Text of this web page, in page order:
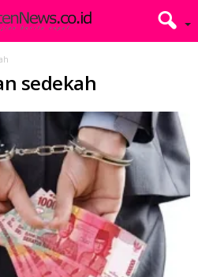
sedekah